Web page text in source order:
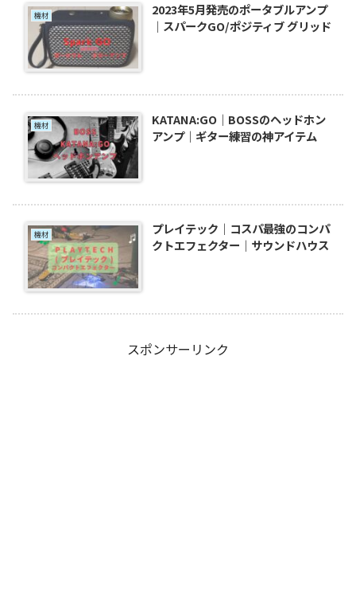
機材
2023年5月発売のポータブルアンプ
｜スパークGO/ポジティブ グリッド
機材
KATANA:GO｜BOSSのヘッドホン
アンプ｜ギター練習の神アイテム
機材
プレイテック｜コスパ最強のコンパ
クトエフェクター｜サウンドハウス
スポンサーリンク